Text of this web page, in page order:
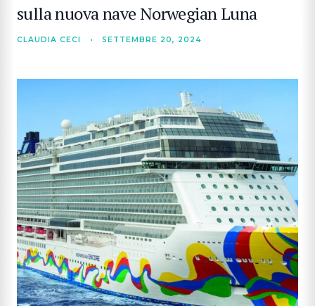
sulla nuova nave Norwegian Luna
CLAUDIA CECI • SETTEMBRE 20, 2024